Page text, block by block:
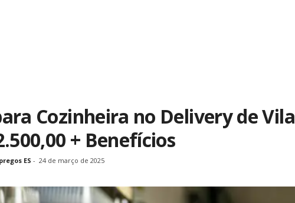
Cozinheira no Delivery de
+ Benefícios
ES - 24 de março de 2025